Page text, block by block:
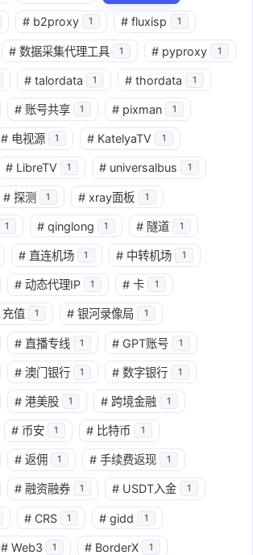
# b2proxy 1 # fluxisp 1
# 数据采集代理工具 1 # pyproxy 1
# talordata 1 # thordata 1
# 账号共享 1 # pixman 1
# 电视源 1 # KatelyaTV 1
# LibreTV 1 # universalbus 1
# 探测 1 # xray面板 1
1 # qinglong 1 # 隧道 1
# 直连机场 1 # 中转机场 1
# 动态代理IP 1 # 卡 1
充值 1 # 银河录像局 1
# 直播专线 1 # GPT账号 1
# 澳门银行 1 # 数字银行 1
# 港美股 1 # 跨境金融 1
# 币安 1 # 比特币 1
# 返佣 1 # 手续费返现 1
# 融资融券 1 # USDT入金 1
# CRS 1 # gidd 1
# Web3 1 # BorderX 1